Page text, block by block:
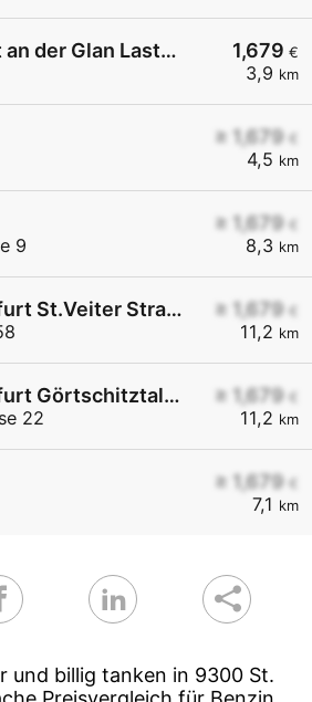
1,679 €
3,9 km
OMV - Sankt Veit an der Glan Lastenstraße 38
≥ 1,679 €
4,5 km
≥ 1,679 €
8,3 km
9
≥ 1,679 €
11,2 km
AVANTI - Klagenfurt St.Veiter Straße 258
≥ 1,679 €
11,2 km
AVANTI - Klagenfurt Görtschitztal Straße 22
22
≥ 1,679 €
7,1 km
und billig tanken in 9300 St.